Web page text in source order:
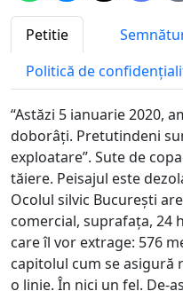
Petitie
Politică de
“Astăzi 5 ianuarie 2020,
doborâți. Pretutindeni
exploatare”. Sute de
tăiere. Peisajul este
Ocolul silvic București
comercial, suprafața, 24
care îl vor extrage: 576
capitolul cum se asigură
o linie. În nici un fel. De-